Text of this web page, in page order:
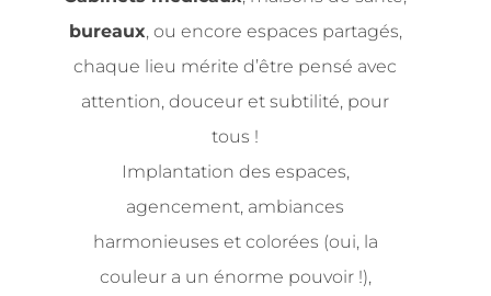
bureaux, ou encore espaces partagés,
chaque lieu mérite d’être pensé avec
attention, douceur et subtilité, pour
tous !
Implantation des espaces,
agencement, ambiances
harmonieuses et colorées (oui, la
couleur a un énorme pouvoir !),